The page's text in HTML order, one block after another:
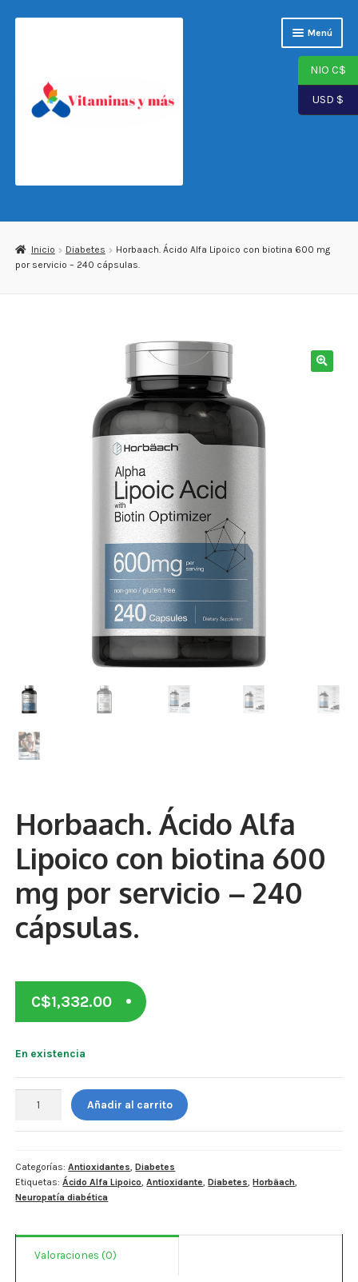
Menú
Términos y Condiciones
Suplementos Herbales
Antioxidantes
Cabello, Piel y Uñas
Sueño
Omega 3 Y Omega 369
Niños
Para Hombres
Multivitaminas Adultos 18 A 49 Años
Estados De Ánimo
Control Del Peso
Cocó March
Aminoácidos
Salud Visual
Inicio Diabetes
Horbaach. Ácido Alfa Lipoico con biotina 600 mg
por servicio – 240 cápsulas.
Horbaach. Ácido Alfa
Lipoico con biotina 600
mg por servicio – 240
cápsulas.
C$1,332.00
En existencia
Alfa
con
biotina
600
por
servicio
Añadir al carrito
Categorías:Antioxidantes,Diabetes
Etiquetas:Ácido Alfa Lipoico,Antioxidante,Diabetes,Horbäach,
Neuropatía diabética
Valoraciones (0)
NIO C$
USD $